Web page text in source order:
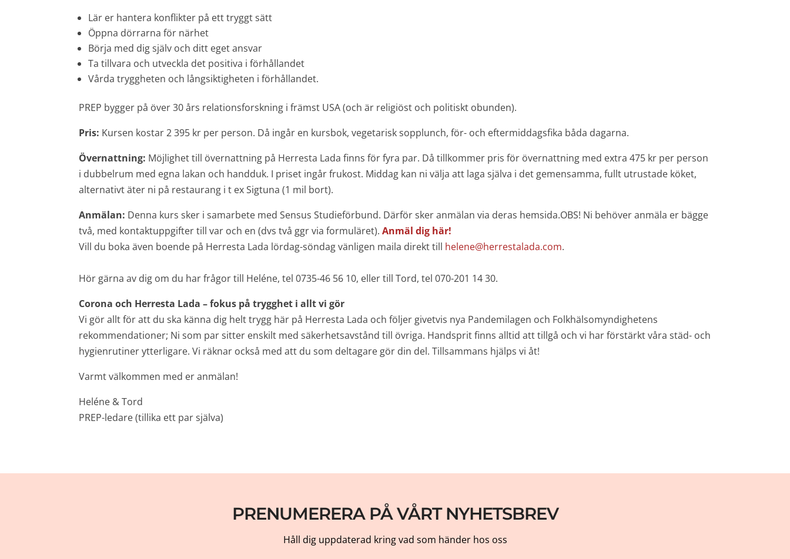
Lär er hantera konflikter på ett tryggt sätt
Öppna dörrarna för närhet
Börja med dig själv och ditt eget ansvar
Ta tillvara och utveckla det positiva i förhållandet
Vårda tryggheten och långsiktigheten i förhållandet.
PREP bygger på över 30 års relationsforskning i främst USA (och är religiöst och politiskt obunden).
Pris: Kursen kostar 2 395 kr per person. Då ingår en kursbok, vegetarisk sopplunch, för- och eftermiddagsfika båda dagarna.
Övernattning: Möjlighet till övernattning på Herresta Lada finns för fyra par. Då tillkommer pris för övernattning med extra 475 kr per person
i dubbelrum med egna lakan och handduk. I priset ingår frukost. Middag kan ni välja att laga själva i det gemensamma, fullt utrustade köket,
alternativt äter ni på restaurang i t ex Sigtuna (1 mil bort).
Anmälan: Denna kurs sker i samarbete med Sensus Studieförbund. Därför sker anmälan via deras hemsida.OBS! Ni behöver anmäla er bägge
två, med kontaktuppgifter till var och en (dvs två ggr via formuläret).Anmäl dig här!
Vill du boka även boende på Herresta Lada lördag-söndag vänligen maila direkt till helene@herrestalada.com.
Hör gärna av dig om du har frågor till Heléne, tel 0735-46 56 10, eller till Tord, tel 070-201 14 30.
Corona och Herresta Lada – fokus på trygghet i allt vi gör
Vi gör allt för att du ska känna dig helt trygg här på Herresta Lada och följer givetvis nya Pandemilagen och Folkhälsomyndighetens
rekommendationer; Ni som par sitter enskilt med säkerhetsavstånd till övriga. Handsprit finns alltid att tillgå och vi har förstärkt våra städ- och
hygienrutiner ytterligare. Vi räknar också med att du som deltagare gör din del. Tillsammans hjälps vi åt!
Varmt välkommen med er anmälan!
Heléne & Tord
PREP-ledare (tillika ett par själva)
PRENUMERERA PÅ VÅRT NYHETSBREV
Håll dig uppdaterad kring vad som händer hos oss